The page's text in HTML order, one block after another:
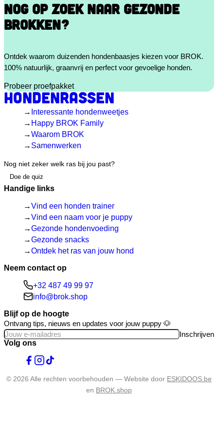
NOG OP ZOEK NAAR GEZONDE
BROKKEN?
Ontdek waarom duizenden hondenbaasjes kiezen voor BROK.
100% natuurlijk, graanvrij en perfect voor gevoelige honden.
Probeer proefpakket
Hondenrassen
Interessante hondenweetjes
Happy BROK Family
Waarom BROK
Samenwerken
Nog niet zeker welk ras bij jou past?
Doe de quiz
Handige links
Vind een honden trainer
Vind een naam voor je puppy
Gezonde hondenvoeding
Gezonde snacks
Ontdek het ras van jouw hond
Neem contact op
+32 487 49 99 97
info@brok.shop
Blijf op de hoogte
Ontvang tips, nieuws en updates voor jouw puppy 🐶
Inschrijven
Volg ons
© 2026 Alle rechten voorbehouden — Website door ESKIDOOS.be
en BROK.shop